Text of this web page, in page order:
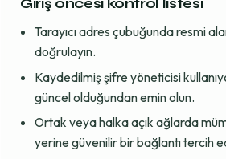
Giriş öncesi kontrol listesi
Tarayıcı adres çubuğunda resmi
doğrulayın.
Kaydedilmiş şifre yöneticisi
güncel olduğundan emin olun.
Ortak veya halka açık ağlarda
yerine güvenilir bir bağlantı tercih